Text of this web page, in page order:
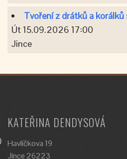
Tvoření z drátků a korálků
Út 15.09.2026 17:00
Jince
KATEŘINA DENDYSOVÁ
Havlíčkova 19
Jince 26223